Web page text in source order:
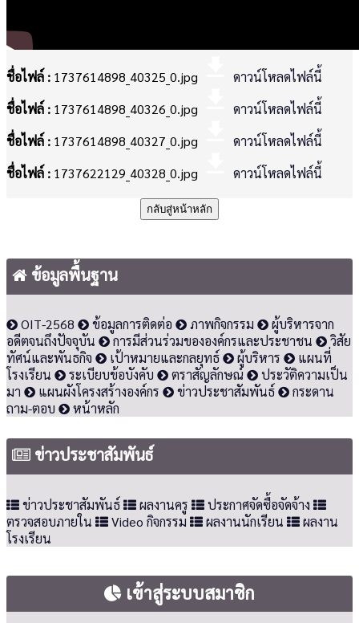
ชื่อไฟล์ : 1737614898_40325_0.jpg
ดาวน์โหลดไฟล์นี้
ชื่อไฟล์ : 1737614898_40326_0.jpg
ดาวน์โหลดไฟล์นี้
ชื่อไฟล์ : 1737614898_40327_0.jpg
ดาวน์โหลดไฟล์นี้
ชื่อไฟล์ : 1737622129_40328_0.jpg ดาวน์โหลดไฟล์นี้
กลับสู่หน้าหลัก
ข้อมูลพื้นฐาน
OIT-2568 ข้อมูลการติดต่อ ภาพกิจกรรม
ผู้บริหารจาก
อดีตจนถึงปัจจุบัน
การมีส่วนร่วมขององค์กรและประชาชน
วิสัย
ทัศน์และพันธกิจ
เป้าหมายและกลยุทธ์ ผู้บริหาร
แผนที่
โรงเรียน
ระเบียบข้อบังคับ ตราสัญลักษณ์
ประวัติความเป็น
มา
แผนผังโครงสร้างองค์กร ข่าวประชาสัมพันธ์
กระดาน
ถาม-ตอบ
หน้าหลัก
ข่าวประชาสัมพันธ์
ข่าวประชาสัมพันธ์ ผลงานครู
ประกาศจัดซื้อจัดจ้าง
ตรวจสอบภายใน
Video กิจกรรม ผลงานนักเรียน
ผลงาน
โรงเรียน
เข้าสู่ระบบสมาชิก